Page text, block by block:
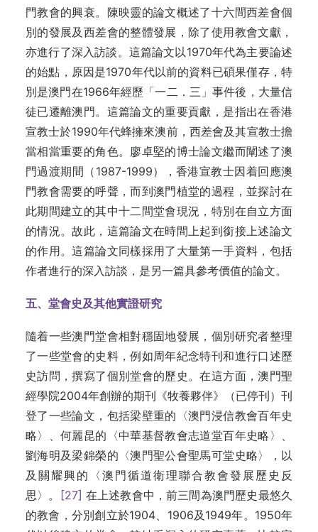
門教會的興衰。陳映靈的論文概述了十六間西差會個
別的發展及西差會的整體發展，除了使用教會文獻，
亦進行了深入訪談。這篇論文以1970年代為主要論述
的始點，原因是1970年代以前的資料已碩果僅存，特
別是澳門在1966年經歷「一二．三」事件後，大量信
徒已遷離澳門。這篇論文的重要貢獻，是指出在香港
宣教士於1990年代蜂擁來澳前，西差會及其宣教士擔
當相當重要的角色。廖卓堅的博士論文繼而闡述了澳
門過渡期間（1987-1999），香港宣教士因着回應澳
門教會需要的呼聲，而到澳門植堂的過程，並探討在
此期間建立的其中十二間堂會現況，特別在自立方面
的情況。故此，這篇論文在時間上起到銜接上述論文
的作用。這篇論文同樣採用了大量第一手資料，包括
作者進行的深入訪談，是另一篇具參考價值的論文。
五、堂會史及其他實證研究
隨着一些澳門堂會相對穩固地發展，個別研究者整理
了一些堂會的史料，例如周年紀念特刊和進行口述歷
史訪問，撰寫了個別堂會的歷史。在這方面，澳門聖
經學院2004年創辦的期刊《牧養夥伴》（已停刊）刊
登了一些論文，包括梁壁重的〈澳門浸信教會百年史
略〉、何麗昆的〈中華基督教會志道堂百年史略〉、
劉海明及梁錦榮的〈澳門聖公會聖馬可堂史略〉，以
及關耀興的〈澳門循道衛理聯合教會發展歷史反
思〉。
[27] 在上述教會中，前三間為澳門歷史最悠久
的教會，分別創立於1904、1906及1949年。1950年